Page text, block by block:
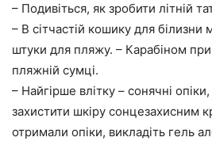
– Подивіться, як зробити літній
– В сітчастій кошику для білизни
штуки для пляжу. – Карабіном
пляжній сумці.
– Найгірше влітку – сонячні
захистити шкіру сонцезахисним
отримали опіки, викладіть гель